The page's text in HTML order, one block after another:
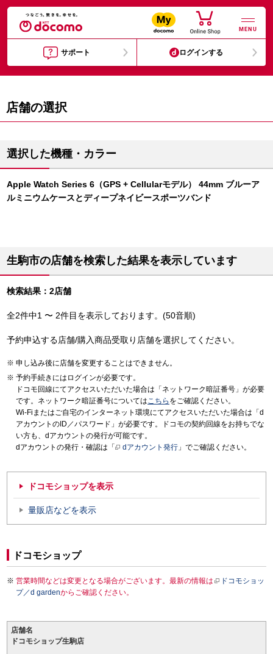
MENU
サポート ログインする
店舗の選択
選択した機種・カラー
Apple Watch Series 6（GPS + Cellularモデル） 44mm ブルーア
ルミニウムケースとディープネイビースポーツバンド
生駒市の店舗を検索した結果を表示しています
検索結果：2店舗
全2件中1 〜 2件目を表示しております。(50音順)
予約申込する店舗/購入商品受取り店舗を選択してください。
申し込み後に店舗を変更することはできません。
予約手続きにはログインが必要です。
ドコモ回線にてアクセスいただいた場合は「ネットワーク暗証番号」が必要
です。ネットワーク暗証番号についてはこちら をご確認ください。
Wi-Fiまたはご自宅のインターネット環境にてアクセスいただいた場合は「d
アカウントのID／パスワード」が必要です。ドコモの契約回線をお持ちでな
い方も、dアカウントの発行が可能です。
dアカウントの発行・確認は「
dアカウント発行 」でご確認ください。
ドコモショップを表示
量販店などを表示
ドコモショップ
営業時間などは変更となる場合がございます。最新の情報は
ドコモショッ
プ／d gardenからご確認ください。
店舗名
ドコモショップ生駒店